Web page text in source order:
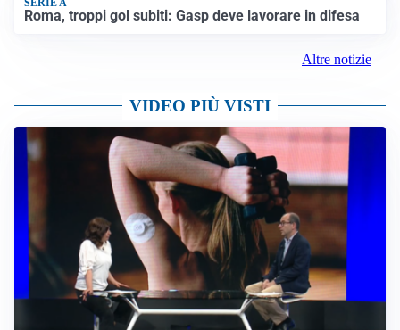
Roma, troppi gol subiti: Gasp deve lavorare in difesa
Altre notizie
VIDEO PIÙ VISTI